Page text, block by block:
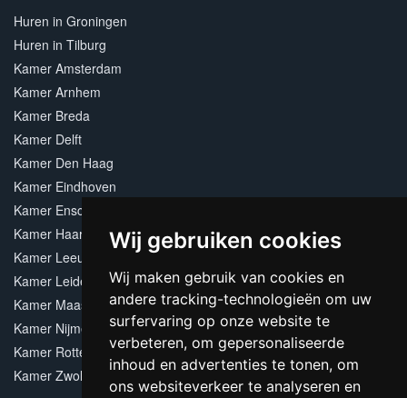
Wij gebruiken cookies
Wij maken gebruik van cookies en
andere tracking-technologieën om uw
surfervaring op onze website te
verbeteren, om gepersonaliseerde
inhoud en advertenties te tonen, om
ons websiteverkeer te analyseren en
Huren in Groningen
Huren in Tilburg
Kamer Amsterdam
Kamer Arnhem
Kamer Breda
Kamer Delft
Kamer Den Haag
Kamer Eindhoven
Kamer Enschede
Kamer Haarlem
Kamer Leeuwarden
Kamer Leiden
Kamer Maastricht
Kamer Nijmegen
Kamer Rotterdam
Kamer Zwolle